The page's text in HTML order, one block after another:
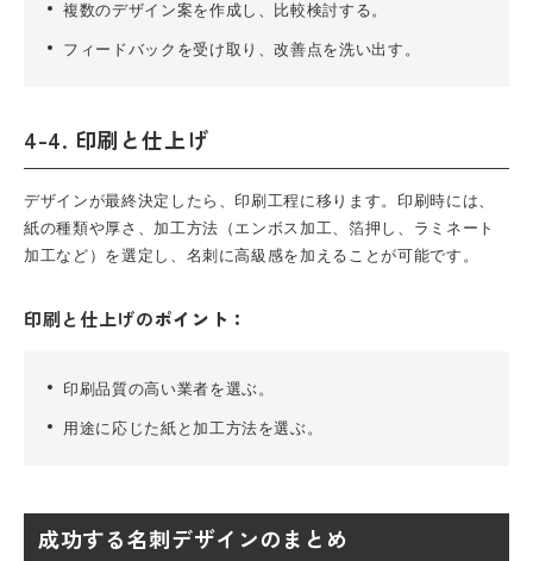
複数のデザイン案を作成し、比較検討する。
フィードバックを受け取り、改善点を洗い出す。
4-4. 印刷と仕上げ
デザインが最終決定したら、印刷工程に移ります。印刷時には、
紙の種類や厚さ、加工方法（エンボス加工、箔押し、ラミネート
加工など）を選定し、名刺に高級感を加えることが可能です。
印刷と仕上げのポイント：
印刷品質の高い業者を選ぶ。
用途に応じた紙と加工方法を選ぶ。
成功する名刺デザインのまとめ